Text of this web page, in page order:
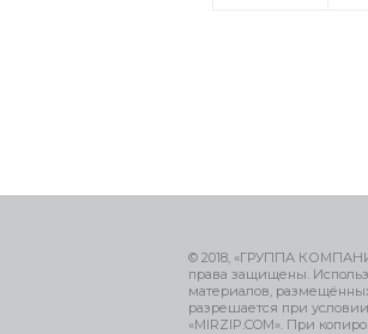
© 2018, «ГРУППА
права защищены.
материалов,
разрешается при
«MIRZIP.COM». При